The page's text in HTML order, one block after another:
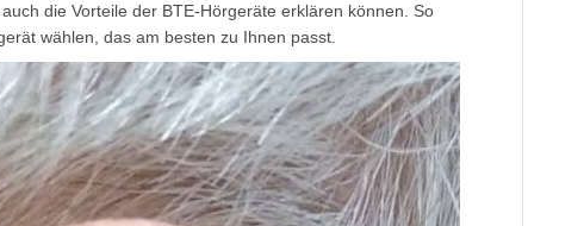
die Vorteile der BTE-Hörgeräte erklären können. So
wählen, das am besten zu Ihnen passt.